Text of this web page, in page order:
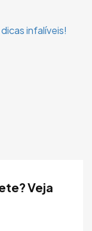
Veja